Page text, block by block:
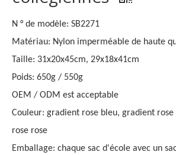
N ° de modèle: SB2271
Matériau: Nylon imperméable de haute
Taille: 31x20x45cm, 29x18x41cm
Poids: 650g / 550g
OEM / ODM est acceptable
Couleur: gradient rose bleu, gradient
rose rose
Emballage: chaque sac d'école avec un